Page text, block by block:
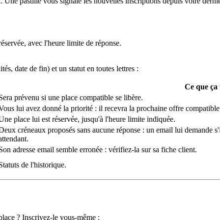
avec l'heure limite de réponse.
date de fin) et un statut en toutes lettres :
Ce que
prévenu si une place compatible se libère.
lui avez donné la priorité : il recevra la prochaine offre
place lui est réservée, jusqu'à l'heure limite indiquée.
créneaux proposés sans aucune réponse : un email lui demande
adresse email semble erronée : vérifiez-la sur sa fiche client.
de l'historique.
? Inscrivez-le vous-même :